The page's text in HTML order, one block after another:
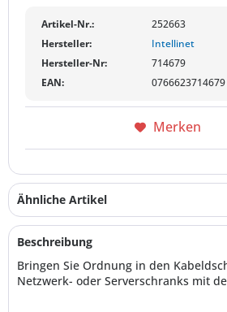
Artikel-Nr.:
252663
Hersteller:
Intellinet
Hersteller-Nr:
714679
EAN:
0766623714679
Merken
Ähnliche Artikel
Beschreibung
Bringen Sie Ordnung in den
Netzwerk- oder Serverschranks mit